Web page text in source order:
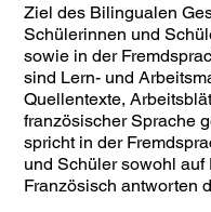
Ziel des Bilingualen
Schülerinnen und
sowie in der
sind Lern- und
Quellentexte,
französischer Sprache
spricht in der
und Schüler sowohl
Französisch antworten